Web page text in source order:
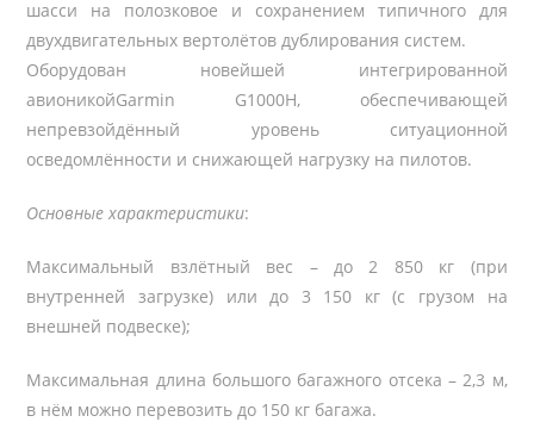
шасси на полозковое и сохранением типичного для
двухдвигательных вертолётов дублирования систем.
Оборудован новейшей интегрированной
авионикойGarmin G1000H, обеспечивающей
непревзойдённый уровень ситуационной
осведомлённости и снижающей нагрузку на пилотов.
Основные характеристики:
Максимальный взлётный вес – до 2 850 кг (при
внутренней загрузке) или до 3 150 кг (с грузом на
внешней подвеске);
Максимальная длина большого багажного отсека – 2,3 м,
в нём можно перевозить до 150 кг багажа.